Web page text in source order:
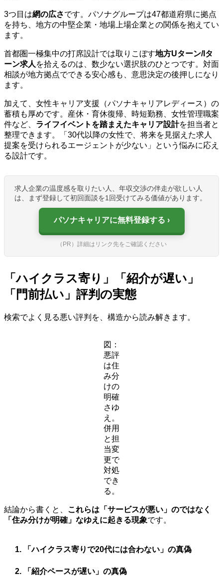
3つ目は網の広さです。パソナグループは47都道府県に拠点
を持ち、地方の中堅企業・地場上場企業との関係を抱えてい
ます。
首都圏一極集中の打席設計では取りこぼす地方Uターン/Iタ
ーン求人 を拾えるのは、数少ない選択肢のひとつです。対面
相談が地方拠点でできる安心感も、意思決定の後押しになり
ます。
加えて、女性キャリア支援（パソナキャリアレディース）の
蓄積も厚めです。産休・育休復帰、時短勤務、女性管理職案
件など、 ライフイベントを踏まえたキャリア設計を担当者と
整理できます。「30代以降の女性で、将来を見据えた求人
提案を受けられるエージェントが少ない」という悩みに応え
る設計です。
求人企業の温度感を取りたい人、年収交渉の伴走が欲しい人
は、まず登録して初回面談を1回受けてみる価値があります。
パソナキャリアに無料登録する
（PR）詳細はリンク先をご確認ください
「ハイクラス寄り」「紹介が遅い」
「門前払い」評判の実態
検索でよく見る悪い評判を、構造から読み解きます。
図：
悪評
は住
み分
けの
明確
さゆ
え。
併用
と担
当変
更で
対処
でき
る。
結論から書くと、 これらは「サービスが悪い」のではなく
「住み分けが明確」なゆえに起きる現象です。
「ハイクラス寄りで20代には合わない」の真偽
「紹介ペースが遅い」の真偽